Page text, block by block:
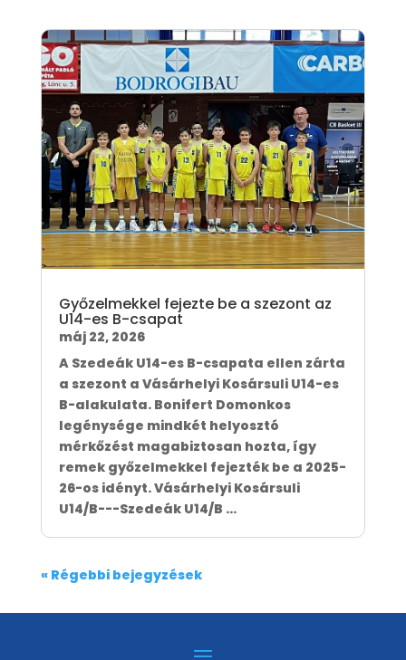
Győzelmekkel fejezte be a szezont az
U14-es B-csapat
máj 22, 2026
A Szedeák U14-es B-csapata ellen zárta
a szezont a Vásárhelyi Kosársuli U14-es
B-alakulata. Bonifert Domonkos
legénysége mindkét helyosztó
mérkőzést magabiztosan hozta, így
remek győzelmekkel fejezték be a 2025-
26-os idényt. Vásárhelyi Kosársuli
U14/B---Szedeák U14/B ...
« Régebbi bejegyzések